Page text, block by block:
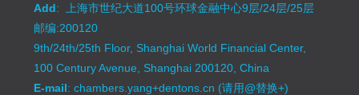
Add: 上海市世纪大道100号环球金融中心9层/24层/25层
邮编:200120
9th/24th/25th Floor, Shanghai World Financial Center,
100 Century Avenue, Shanghai 200120, China
E-mail: chambers.yang+dentons.cn (请用@替换+)